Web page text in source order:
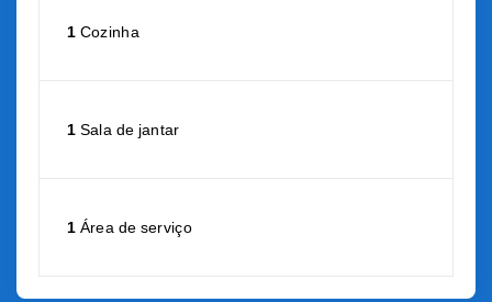
1 Cozinha
1 Sala de jantar
1 Área de serviço